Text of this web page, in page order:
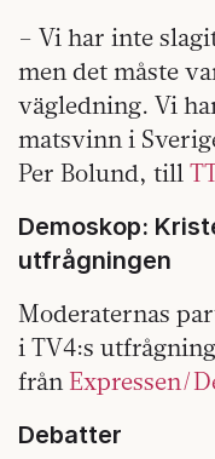
– Vi har inte
men det måste
vägledning. Vi
matsvinn i
Per Bolund, till
Demoskop:
utfrågningen
Moderaternas
i TV4:s
från Expressen/
Debatter